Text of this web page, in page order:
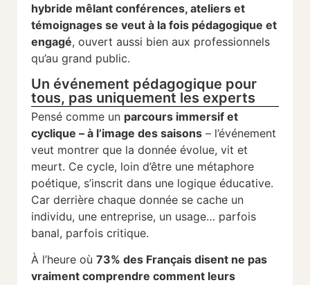
hybride mêlant conférences, ateliers et
témoignages se veut à la fois pédagogique et
engagé, ouvert aussi bien aux professionnels
qu’au grand public.
Un événement pédagogique pour
tous, pas uniquement les experts
Pensé comme un parcours immersif et
cyclique – à l’image des saisons – l’événement
veut montrer que la donnée évolue, vit et
meurt. Ce cycle, loin d’être une métaphore
poétique, s’inscrit dans une logique éducative.
Car derrière chaque donnée se cache un
individu, une entreprise, un usage… parfois
banal, parfois critique.
À l’heure où 73% des Français disent ne pas
vraiment comprendre comment leurs